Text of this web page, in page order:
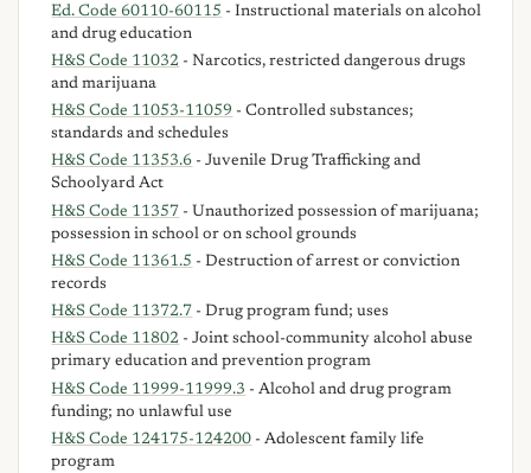
Ed. Code 60110-60115 - Instructional materials on alcohol
and drug education
H&S Code 11032 - Narcotics, restricted dangerous drugs
and marijuana
H&S Code 11053-11059 - Controlled substances;
standards and schedules
H&S Code 11353.6 - Juvenile Drug Trafficking and
Schoolyard Act
H&S Code 11357 - Unauthorized possession of marijuana;
possession in school or on school grounds
H&S Code 11361.5 - Destruction of arrest or conviction
records
H&S Code 11372.7 - Drug program fund; uses
H&S Code 11802 - Joint school-community alcohol abuse
primary education and prevention program
H&S Code 11999-11999.3 - Alcohol and drug program
funding; no unlawful use
H&S Code 124175-124200 - Adolescent family life
program